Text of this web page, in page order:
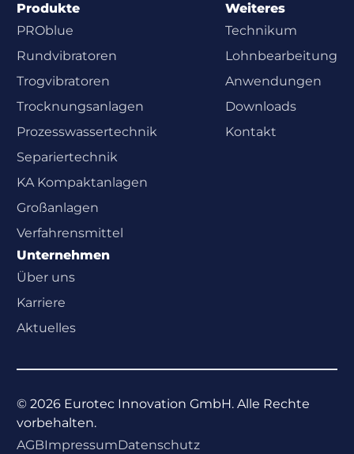
Produkte
PROblue
Rundvibratoren
Trogvibratoren
Trocknungsanlagen
Prozesswasser­technik
Separiertechnik
KA Kompaktanlagen
Großanlagen
Verfahrensmittel
Weiteres
Technikum
Lohnbearbeitung
Anwendungen
Downloads
Kontakt
Unternehmen
Über uns
Karriere
Aktuelles
© 2026Eurotec Innovation GmbH. Alle Rechte
vorbehalten.
AGBImpressumDatenschutz